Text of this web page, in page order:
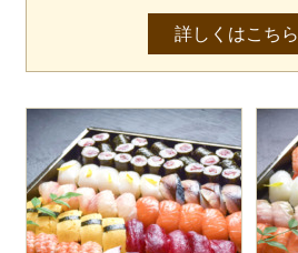
お魚メイン弁当
お野菜メイン弁当
旬の食材弁当
種類から選ぶ
近江(滋賀)地方ゆかりの弁当
詳しくはこちら